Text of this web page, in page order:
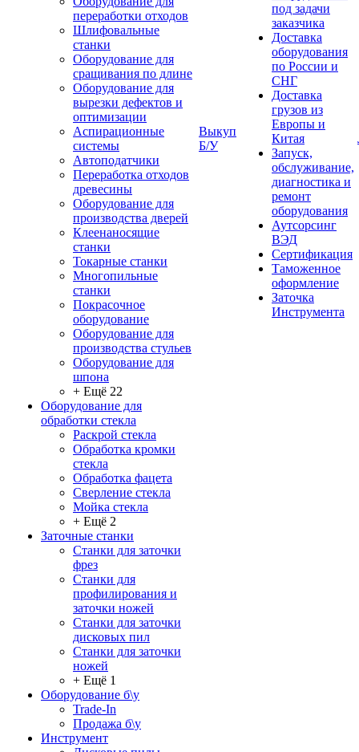
переработки отходов
Шлифовальные
станки
Оборудование для
сращивания по длине
Оборудование для
вырезки дефектов и
оптимизации
Аспирационные
системы
Автоподатчики
Переработка отходов
древесины
Оборудование для
производства дверей
Клеенаносящие
станки
Токарные станки
Многопильные
станки
Покрасочное
оборудование
Оборудование для
производства стульев
Оборудование для
шпона
+ Ещё 22
Оборудование для
обработки стекла
Раскрой стекла
Обработка кромки
стекла
Обработка фацета
Сверление стекла
Мойка стекла
+ Ещё 2
Заточные станки
Станки для заточки
фрез
Станки для
профилирования и
заточки ножей
Станки для заточки
дисковых пил
Станки для заточки
ножей
+ Ещё 1
Оборудование б\у
Trade-In
Продажа б\у
Инструмент
Выкуп
Б/У
под задачи
заказчика
Доставка
оборудования
по России и
СНГ
Доставка
грузов из
Европы и
Китая
Запуск,
обслуживание,
диагностика и
ремонт
оборудования
Аутсорсинг
ВЭД
Сертификация
Таможенное
оформление
Заточка
Инструмента